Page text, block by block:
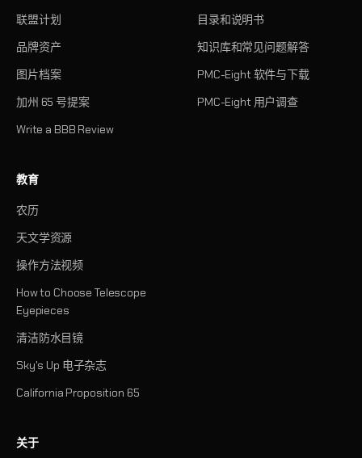
联盟计划
品牌资产
图片档案
加州 65 号提案
Write a BBB Review
目录和说明书
知识库和常见问题解答
PMC-Eight 软件与下载
PMC-Eight 用户调查
教育
农历
天文学资源
操作方法视频
How to Choose Telescope
Eyepieces
清洁防水目镜
Sky's Up 电子杂志
California Proposition 65
关于